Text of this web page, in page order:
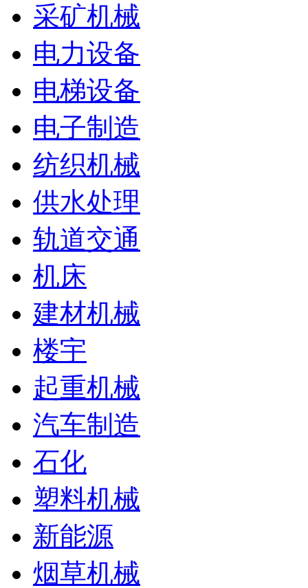
采矿机械
电力设备
电梯设备
电子制造
纺织机械
供水处理
轨道交通
机床
建材机械
楼宇
起重机械
汽车制造
石化
塑料机械
新能源
烟草机械